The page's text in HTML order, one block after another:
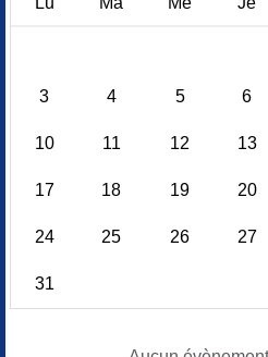
3 4 5 6
10 11 12 13
17 18 19 20
24 25 26 27
31